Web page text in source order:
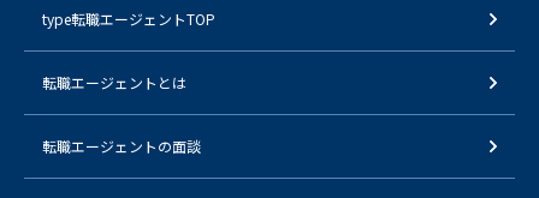
type転職エージェントTOP
転職エージェントとは
転職エージェントの面談